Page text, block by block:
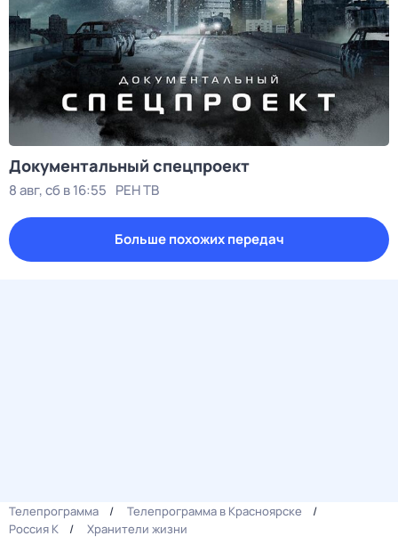
Документальный спецпроект
8 авг, сб в 16:55 РЕН ТВ
Больше похожих передач
Телепрограмма
Телепрограмма в Красноярске
Россия К
Хранители жизни